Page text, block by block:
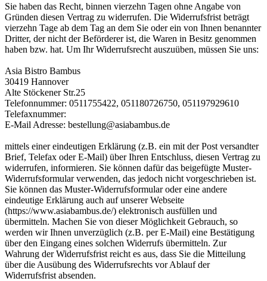
Sie haben das Recht, binnen vierzehn Tagen ohne Angabe von
Gründen diesen Vertrag zu widerrufen. Die Widerrufsfrist beträgt
vierzehn Tage ab dem Tag an dem Sie oder ein von Ihnen benannter
Dritter, der nicht der Beförderer ist, die Waren in Besitz genommen
haben bzw. hat. Um Ihr Widerrufsrecht auszuüben, müssen Sie uns:
Asia Bistro Bambus
30419 Hannover
Alte Stöckener Str.25
Telefonnummer: 0511755422, 051180726750, 051197929610
Telefaxnummer:
E-Mail Adresse: bestellung@asiabambus.de
mittels einer eindeutigen Erklärung (z.B. ein mit der Post versandter
Brief, Telefax oder E-Mail) über Ihren Entschluss, diesen Vertrag zu
widerrufen, informieren. Sie können dafür das beigefügte Muster-
Widerrufsformular verwenden, das jedoch nicht vorgeschrieben ist.
Sie können das Muster-Widerrufsformular oder eine andere
eindeutige Erklärung auch auf unserer Webseite
(https://www.asiabambus.de/) elektronisch ausfüllen und
übermitteln. Machen Sie von dieser Möglichkeit Gebrauch, so
werden wir Ihnen unverzüglich (z.B. per E-Mail) eine Bestätigung
über den Eingang eines solchen Widerrufs übermitteln. Zur
Wahrung der Widerrufsfrist reicht es aus, dass Sie die Mitteilung
über die Ausübung des Widerrufsrechts vor Ablauf der
Widerrufsfrist absenden.